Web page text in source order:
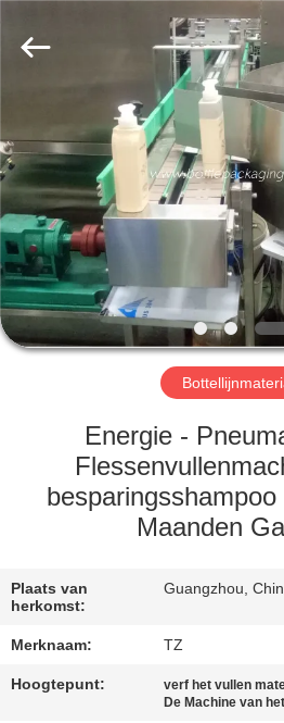
PRODUCTEN
VIDEO'S
OVER
ONS
FABRIEKSTOCHT
CONTACT
MET
OP
Equipment
Co,Ltd..
Energie -
Maanden
Plaats van
herkomst:
Guangzhou,
Merknaam: TZ
Hoogtepunt: verf het vullen
De Machine van